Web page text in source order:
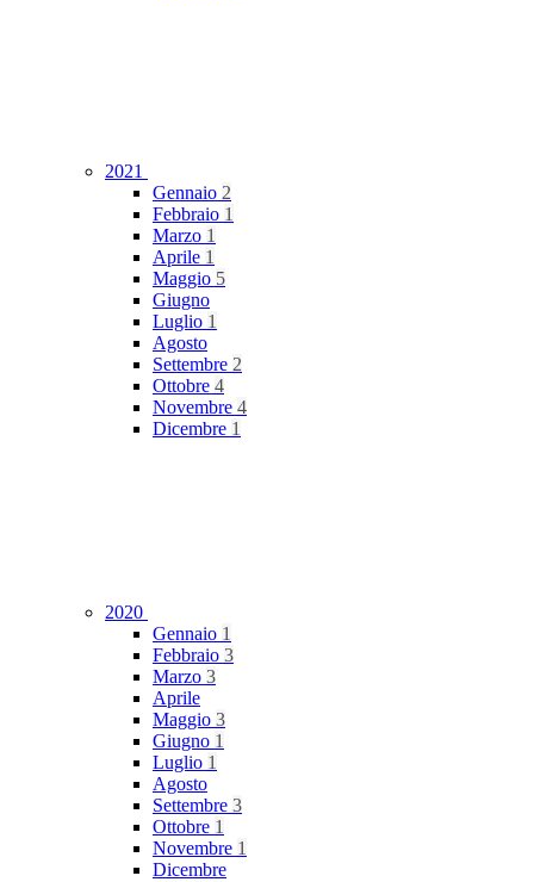
2021
Gennaio 2
Febbraio 1
Marzo 1
Aprile 1
Maggio 5
Giugno
Luglio 1
Agosto
Settembre 2
Ottobre 4
Novembre 4
Dicembre 1
2020
Gennaio 1
Febbraio 3
Marzo 3
Aprile
Maggio 3
Giugno 1
Luglio 1
Agosto
Settembre 3
Ottobre 1
Novembre 1
Dicembre